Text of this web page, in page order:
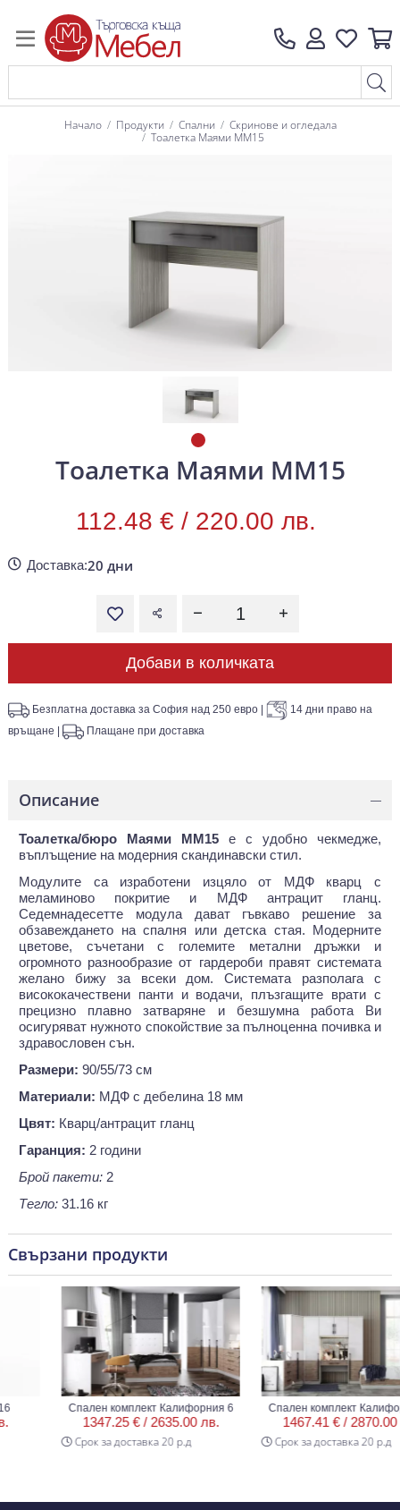
Начало Продукти Спални
Скринове и огледала
Тоалетка Маями ММ15
Тоалетка Маями ММ15
112.48 € / 220.00 лв.
Доставка:20 дни
Добави в количката
Безплатна доставка за София над 250 евро
14 дни право на
връщане
Плащане при доставка
Описание —
Тоалетка/бюро Маями ММ15 е с удобно чекмедже,
въплъщение на модерния скандинавски стил.
Модулите са изработени изцяло от МДФ кварц с
меламиново покритие и МДФ антрацит гланц.
Седемнадесетте модула дават гъвкаво решение за
обзавеждането на спалня или детска стая. Модерните
цветове, съчетани с големите метални дръжки и
огромното разнообразие от гардероби правят системата
желано бижу за всеки дом. Системата разполага с
висококачествени панти и водачи, плъзгащите врати с
прецизно плавно затваряне и безшумна работа Ви
осигуряват нужното спокойствие за пълноценна почивка и
здравословен сън.
Размери: 90/55/73 см
Материали: МДФ с дебелина 18 мм
Цвят: Кварц/антрацит гланц
Гаранция: 2 години
Брой пакети: 2
Тегло: 31.16 кг
Свързани продукти
Спален комплект Калифорния 6
1347.25 € /2635.00 лв.
Срок за доставка 20 р.д
Спален комплект
1467.41 € /2870.00
Срок за доставка 20 р.д